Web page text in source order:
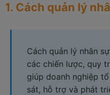
1. Cách quản lý
Cách quản lý nhân
các chiến lược, quy
giúp doanh nghiệp
sát, hỗ trợ và phát